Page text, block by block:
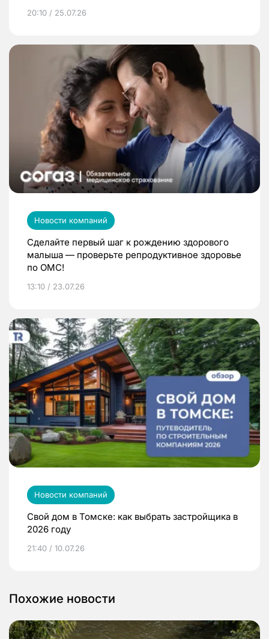
20:10 / 25.07.26
Новости компаний
Сделайте первый шаг к рождению здорового
малыша — проверьте репродуктивное здоровье
по ОМС!
13:10 / 23.07.26
Новости компаний
Свой дом в Томске: как выбрать застройщика в
2026 году
21:40 / 10.07.26
Похожие новости